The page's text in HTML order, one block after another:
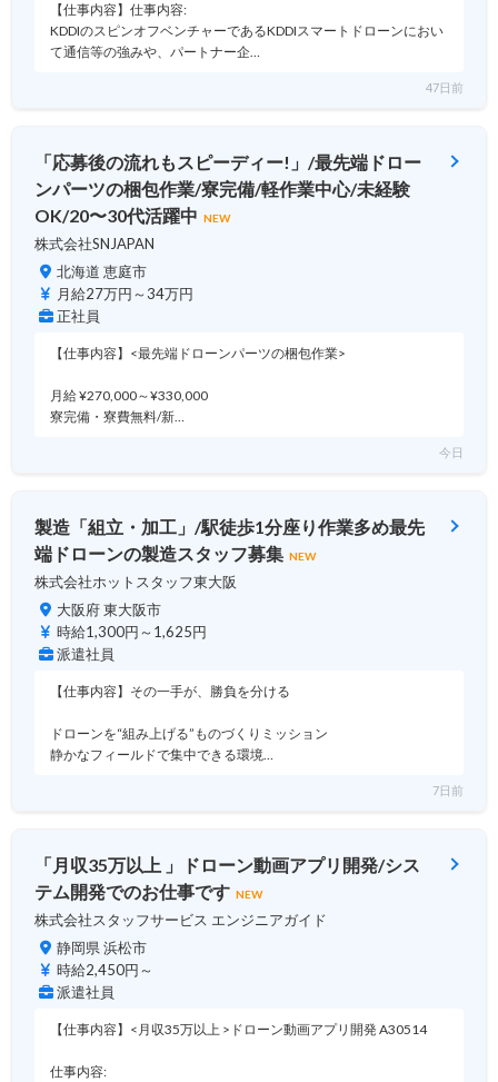
【仕事内容】仕事内容:
KDDIのスピンオフベンチャーであるKDDIスマートドローンにおい
て通信等の強みや、パートナー企…
47日前
「応募後の流れもスピーディー!」/最先端ドロー
ンパーツの梱包作業/寮完備/軽作業中心/未経験
OK/20〜30代活躍中 NEW
株式会社SNJAPAN
北海道 恵庭市
月給27万円～34万円
正社員
【仕事内容】<最先端ドローンパーツの梱包作業>
月給 ¥270,000～¥330,000
寮完備・寮費無料/新…
今日
製造「組立・加工」/駅徒歩1分座り作業多め最先
端ドローンの製造スタッフ募集 NEW
株式会社ホットスタッフ東大阪
大阪府 東大阪市
時給1,300円～1,625円
派遣社員
【仕事内容】その一手が、勝負を分ける
ドローンを“組み上げる”ものづくりミッション
静かなフィールドで集中できる環境…
7日前
「月収35万以上 」ドローン動画アプリ開発/シス
テム開発でのお仕事です NEW
株式会社スタッフサービス エンジニアガイド
静岡県 浜松市
時給2,450円～
派遣社員
【仕事内容】<月収35万以上 >ドローン動画アプリ開発 A30514
仕事内容: